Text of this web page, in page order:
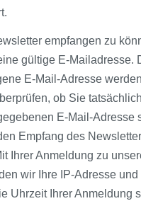
empfangen zu
gültige E-Mailadresse.
E-Mail-Adresse
ob Sie
E-Mail-Adresse
Empfang des
Ihrer Anmeldung zu
wir Ihre IP-Adresse und
Uhrzeit Ihrer Anmeldung